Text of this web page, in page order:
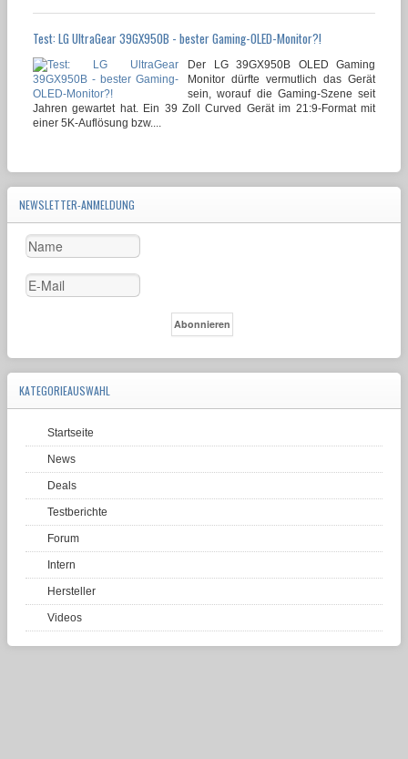
Test: LG UltraGear 39GX950B - bester Gaming-OLED-Monitor?!
Der LG 39GX950B OLED Gaming
Monitor dürfte vermutlich das Gerät
sein, worauf die Gaming-Szene seit
Jahren gewartet hat. Ein 39 Zoll Curved Gerät im 21:9-Format mit
einer 5K-Auflösung bzw....
NEWSLETTER-ANMELDUNG
KATEGORIEAUSWAHL
Startseite
News
Deals
Testberichte
Forum
Intern
Hersteller
Videos